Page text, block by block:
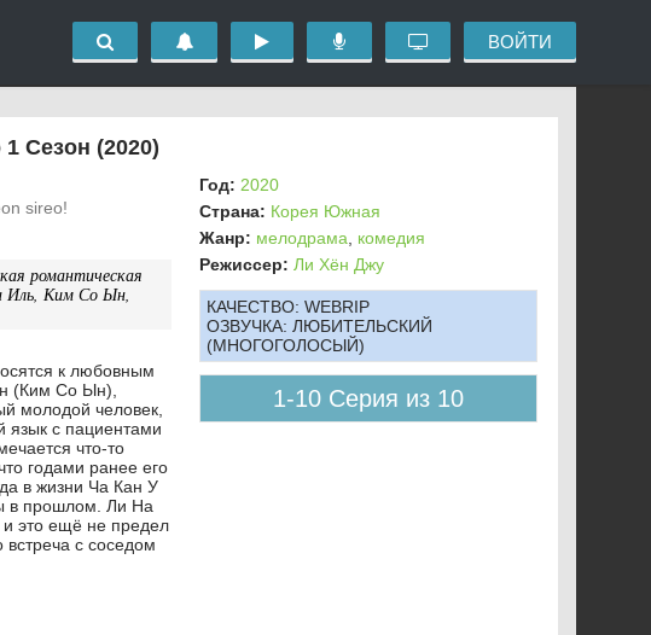
ВОЙТИ
Сезон (2020)
sireo!
романтическая
Иль, Ким Со Ын,
к любовным
(Ким Со Ын),
молодой человек,
язык с пациентами
что-то
годами ранее его
в жизни Ча Кан У
в прошлом. Ли На
и это ещё не предел
с соседом
Год: 2020
Страна: Корея Южная
Жанр: мелодрама
комедия
Режиссер: Ли Хён Джу
КАЧЕСТВО: WEBRIP
ОЗВУЧКА: ЛЮБИТЕЛЬСКИЙ
(МНОГОГОЛОСЫЙ)
1-10 Серия из 10